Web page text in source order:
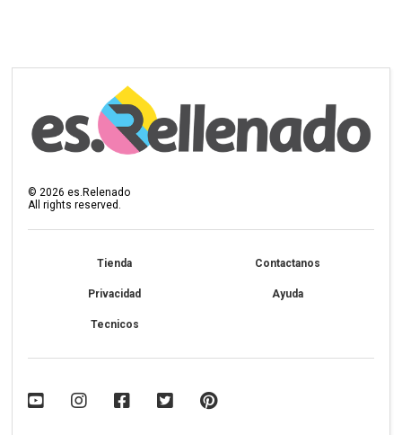
©2026 es.Relenado
All rights reserved.
Tienda Contactanos
Privacidad Ayuda
Tecnicos